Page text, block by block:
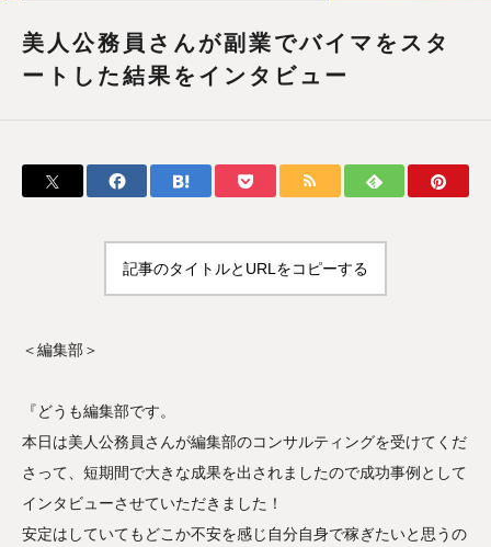
美人公務員さんが副業でバイマをスタ
ートした結果をインタビュー
記事のタイトルとURLをコピーする
＜編集部＞
『どうも編集部です。
本日は美人公務員さんが編集部のコンサルティングを受けてくだ
さって、短期間で大きな成果を出されましたので成功事例として
インタビューさせていただきました！
安定はしていてもどこか不安を感じ自分自身で稼ぎたいと思うの